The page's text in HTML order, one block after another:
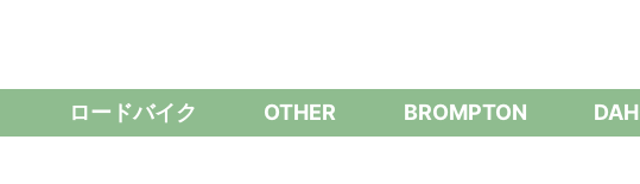
ロードバイク OTHER BROMPTON